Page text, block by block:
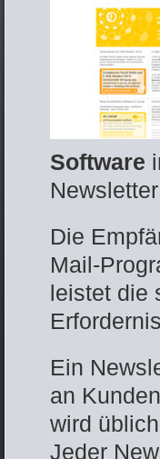
Software
Die
Mail-
leistet die
Ein
an
wird
Jeder